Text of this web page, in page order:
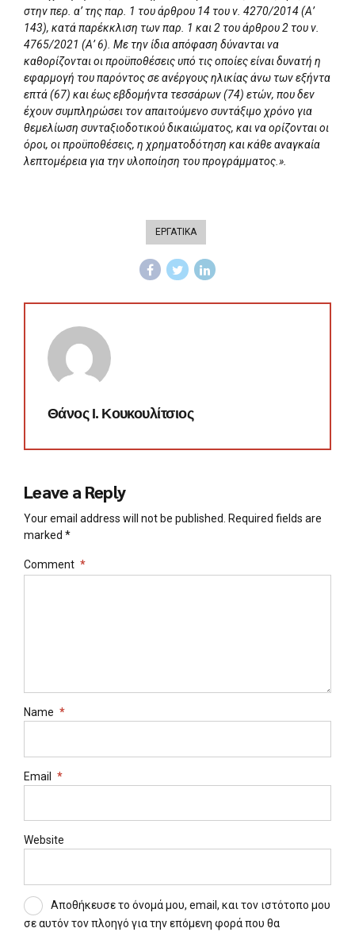
στην περ. α’ της παρ. 1 του άρθρου 14 του ν. 4270/2014 (Α’
143), κατά παρέκκλιση των παρ. 1 και 2 του άρθρου 2 του ν.
4765/2021 (Α’ 6). Με την ίδια απόφαση δύνανται να
καθορίζονται οι προϋποθέσεις υπό τις οποίες είναι δυνατή η
εφαρμογή του παρόντος σε ανέργους ηλικίας άνω των εξήντα
επτά (67) και έως εβδομήντα τεσσάρων (74) ετών, που δεν
έχουν συμπληρώσει τον απαιτούμενο συντάξιμο χρόνο για
θεμελίωση συνταξιοδοτικού δικαιώματος, και να ορίζονται οι
όροι, οι προϋποθέσεις, η χρηματοδότηση και κάθε αναγκαία
λεπτομέρεια για την υλοποίηση του προγράμματος.».
ΕΡΓΑΤΙΚΑ
Θάνος Ι. Κουκουλίτσιος
Leave a Reply
Your email address will not be published. Required fields are
marked *
Comment *
Name *
Email *
Website
Αποθήκευσε το όνομά μου, email, και τον ιστότοπο μου
σε αυτόν τον πλοηγό για την επόμενη φορά που θα